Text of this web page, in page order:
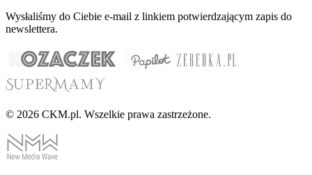
Wysłaliśmy do Ciebie e-mail z linkiem potwierdzającym zapis do
newslettera.
© 2026 CKM.pl. Wszelkie prawa zastrzeżone.